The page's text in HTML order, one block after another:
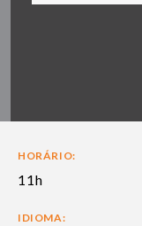
HORÁRIO:
11h
IDIOMA: